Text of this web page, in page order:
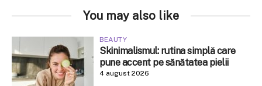
You may also like
BEAUTY
Skinimalismul: rutina simplă care
pune accent pe sănătatea pielii
4 august 2026